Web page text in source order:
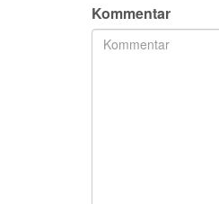
Kommentar